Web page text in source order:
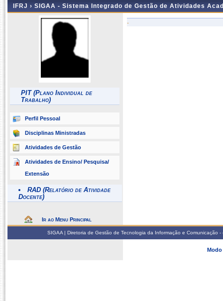
IFRJ › SIGAA - Sistema Integrado de Gestão de Atividades
PIT (Plano Individual de
Trabalho)
Perfil Pessoal
Disciplinas Ministradas
Atividades de Gestão
Atividades de Ensino/ Pesquisa/
Extensão
RAD (Relatório de Atividade
Docente)
Ir ao Menu Principal
-
SIGAA | Diretoria de Gestão de Tecnologia da Informação e
Modo